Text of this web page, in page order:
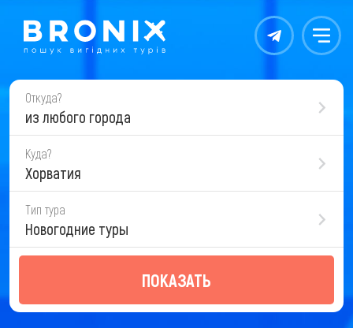
Контакты Меню
Откуда?
из любого города
Куда?
Хорватия
Тип тура
Новогодние туры
ПОКАЗАТЬ